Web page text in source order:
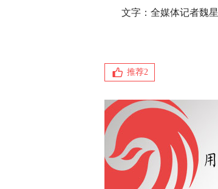
文字：全媒体记者魏星
推荐2